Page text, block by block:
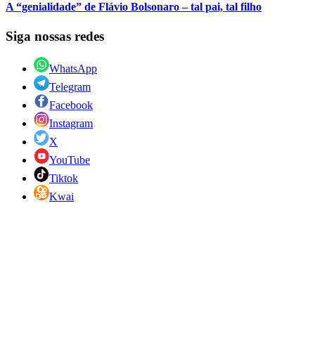
A “genialidade” de Flávio Bolsonaro – tal pai, tal filho
Siga nossas redes
WhatsApp
Telegram
Facebook
Instagram
X
YouTube
Tiktok
Kwai